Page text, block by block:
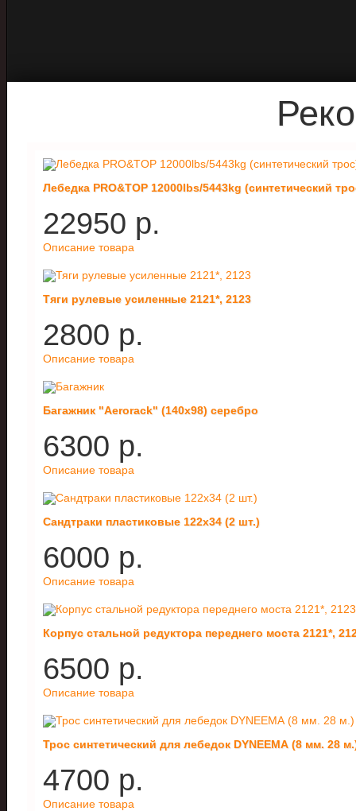
Лебедка PRO&TOP 12000lbs/5443kg (синтетический
22950 p.
Описание товара
Тяги рулевые усиленные 2121*, 2123
2800 p.
Описание товара
Багажник "Aerorack" (140х98) серебро
6300 p.
Описание товара
Сандтраки пластиковые 122х34 (2 шт.)
6000 p.
Описание товара
Корпус стальной редуктора переднего моста 2121*,
6500 p.
Описание товара
Трос синтетический для лебедок DYNEEMA (8 мм. 28
4700 p.
Описание товара